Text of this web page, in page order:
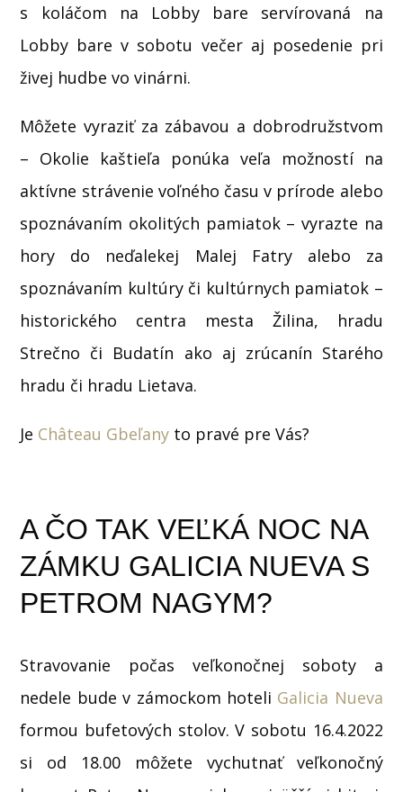
s koláčom na Lobby bare servírovaná na
Lobby bare v sobotu večer aj posedenie pri
živej hudbe vo vinárni.
Môžete vyraziť za zábavou a dobrodružstvom
– Okolie kaštieľa ponúka veľa možností na
aktívne strávenie voľného času v prírode alebo
spoznávaním okolitých pamiatok – vyrazte na
hory do neďalekej Malej Fatry alebo za
spoznávaním kultúry či kultúrnych pamiatok –
historického centra mesta Žilina, hradu
Strečno či Budatín ako aj zrúcanín Starého
hradu či hradu Lietava.
Je Château Gbeľany to pravé pre Vás?
A ČO TAK VEĽKÁ NOC NA
ZÁMKU GALICIA NUEVA S
PETROM NAGYM?
Stravovanie počas veľkonočnej soboty a
nedele bude v zámockom hoteli Galicia Nueva
formou bufetových stolov. V sobotu 16.4.2022
si od 18.00 môžete vychutnať veľkonočný